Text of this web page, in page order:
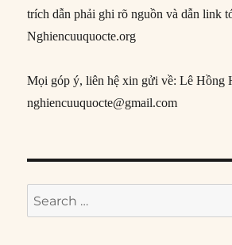
trích dẫn phải ghi rõ nguồn và dẫn link
Nghiencuuquocte.org
Mọi góp ý, liên hệ xin gửi về: Lê Hồng
nghiencuuquocte@gmail.com
Search
for: